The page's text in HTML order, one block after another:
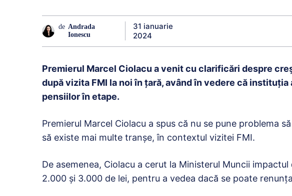
de Andrada
Ionescu
31 ianuarie
2024
Premierul Marcel Ciolacu a venit cu clarificări despre
după vizita FMI la noi în ţară, având în vedere că instituţia
pensiilor în etape.
Premierul Marcel Ciolacu a spus că nu se pune problema
să existe mai multe tranșe, în contextul vizitei FMI.
De asemenea, Ciolacu a cerut la Ministerul Muncii
2.000 și 3.000 de lei, pentru a vedea dacă se poate